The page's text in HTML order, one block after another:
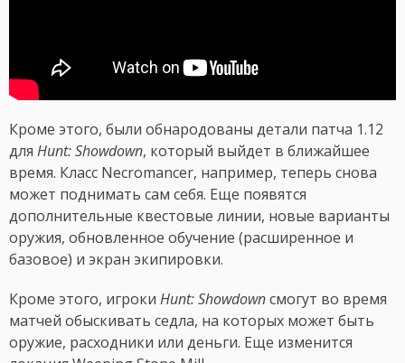
Кроме этого, были обнародованы детали патча 1.12
для Hunt: Showdown, который выйдет в ближайшее
время. Класс Necromancer, например, теперь снова
может поднимать сам себя. Еще появятся
дополнительные квестовые линии, новые варианты
оружия, обновленное обучение (расширенное и
базовое) и экран экипировки.
Кроме этого, игроки Hunt: Showdownсмогут во время
матчей обыскивать седла, на которых может быть
оружие, расходники или деньги. Еще изменится